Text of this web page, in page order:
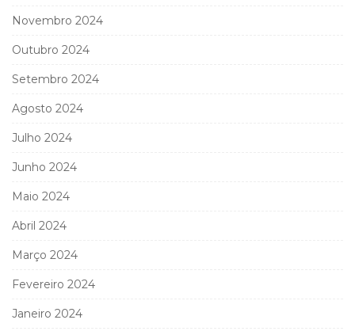
Novembro 2024
Outubro 2024
Setembro 2024
Agosto 2024
Julho 2024
Junho 2024
Maio 2024
Abril 2024
Março 2024
Fevereiro 2024
Janeiro 2024